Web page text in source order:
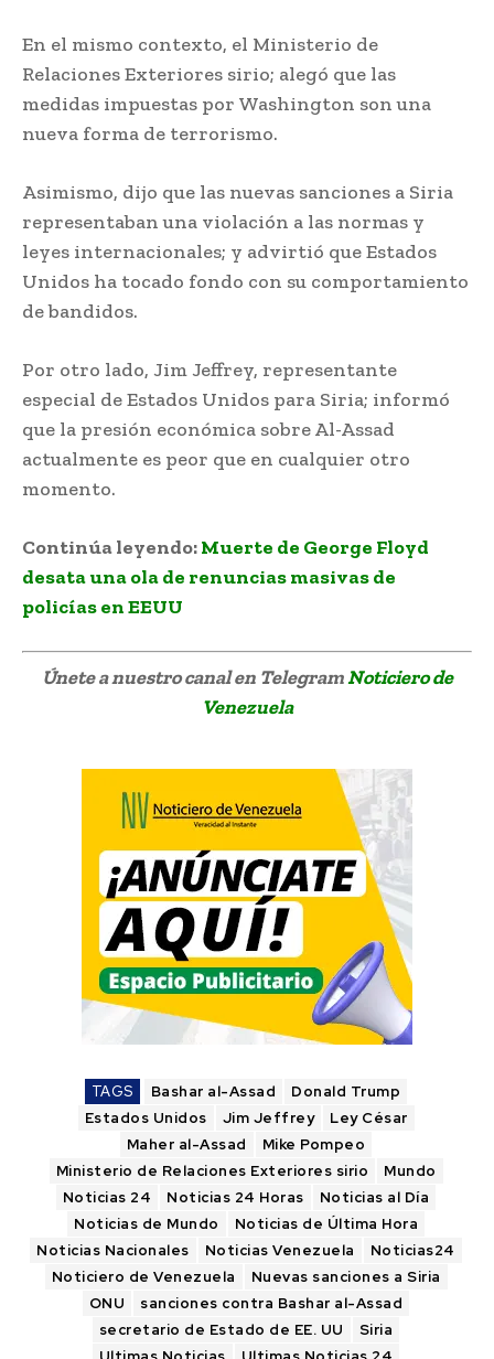
En el mismo contexto, el Ministerio de
Relaciones Exteriores sirio; alegó que las
medidas impuestas por Washington son una
nueva forma de terrorismo.
Asimismo, dijo que las nuevas sanciones a Siria
representaban una violación a las normas y
leyes internacionales; y advirtió que Estados
Unidos ha tocado fondo con su comportamiento
de bandidos.
Por otro lado, Jim Jeffrey, representante
especial de Estados Unidos para Siria; informó
que la presión económica sobre Al-Assad
actualmente es peor que en cualquier otro
momento.
Continúa leyendo:Muerte de George Floyd
desata una ola de renuncias masivas de
policías en EEUU
Únete a nuestro canal en TelegramNoticiero de
Venezuela
TAGS Bashar al-Assad
Donald Trump
Estados Unidos
Jim Jeffrey
Ley César
Maher al-Assad
Mike Pompeo
Ministerio de Relaciones Exteriores sirio
Mundo
Noticias 24
Noticias 24 Horas
Noticias al Día
Noticias de Mundo
Noticias de Última Hora
Noticias Nacionales
Noticias Venezuela
Noticias24
Noticiero de Venezuela
Nuevas sanciones a Siria
ONU
sanciones contra Bashar al-Assad
secretario de Estado de EE. UU
Siria